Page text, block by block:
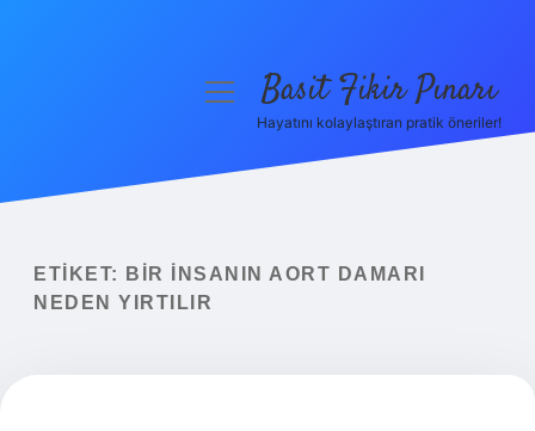
Yasal Uyarı
menüyüBasit Fikir Pınarı
Hayatını kolaylaştıran pratik öneriler!
ETIKET:
BIR INSANIN AORT DAMARI
NEDEN YIRTILIR